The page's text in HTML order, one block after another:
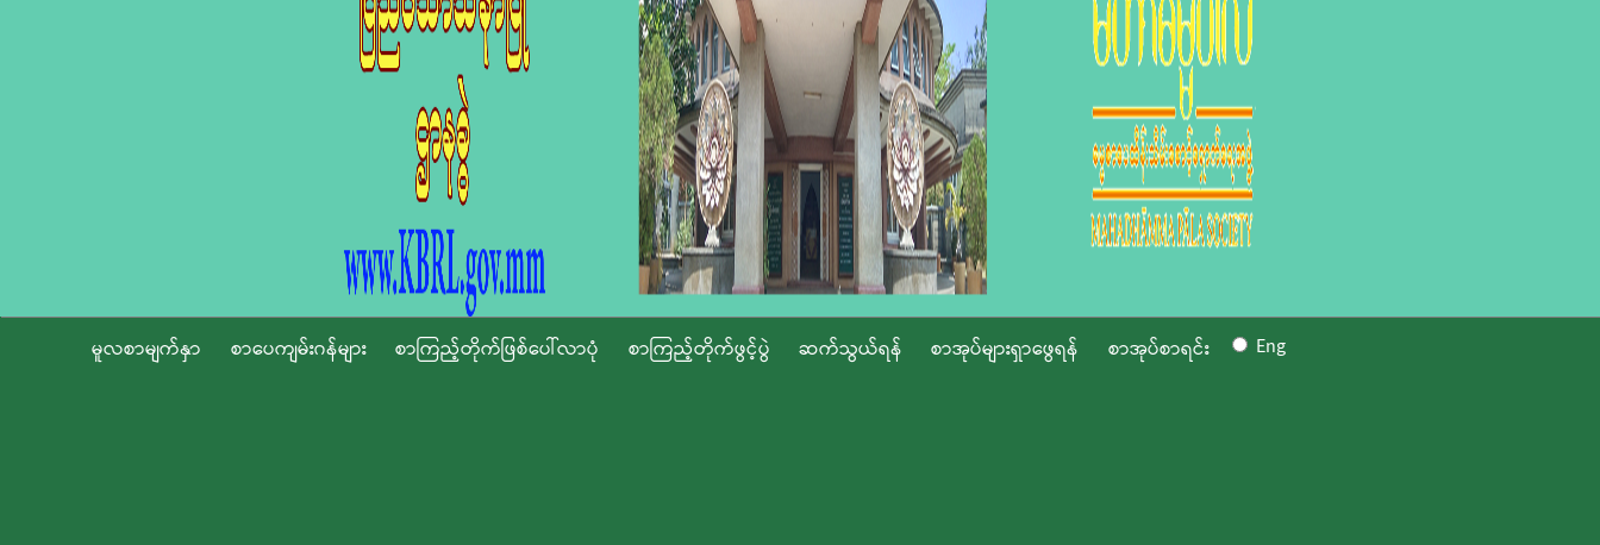
မူလစာမျက်နှာ စာပေကျမ်းဂန်များ စာကြည့်တိုက်ဖြစ်ပေါ်လာပုံ စာကြည့်တိုက်ဖွင့်ပွဲ ဆက်သွယ်ရန် စာအုပ်များရှာဖွေရန် စာအုပ်စာရင်း Eng